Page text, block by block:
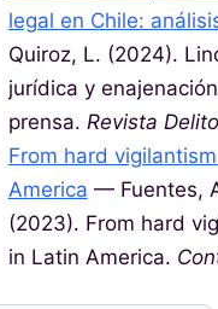
legal en Chile:
Quiroz, L. (2024).
jurídica y
prensa. Revista
From hard
America — Fuentes,
(2023). From hard
in Latin America.